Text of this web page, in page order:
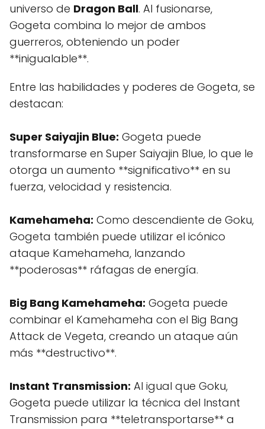
universo de Dragon Ball. Al fusionarse,
Gogeta combina lo mejor de ambos
guerreros, obteniendo un poder
**inigualable**.
Entre las habilidades y poderes de Gogeta, se
destacan:
Super Saiyajin Blue: Gogeta puede
transformarse en Super Saiyajin Blue, lo que le
otorga un aumento **significativo** en su
fuerza, velocidad y resistencia.
Kamehameha: Como descendiente de Goku,
Gogeta también puede utilizar el icónico
ataque Kamehameha, lanzando
**poderosas** ráfagas de energía.
Big Bang Kamehameha: Gogeta puede
combinar el Kamehameha con el Big Bang
Attack de Vegeta, creando un ataque aún
más **destructivo**.
Instant Transmission: Al igual que Goku,
Gogeta puede utilizar la técnica del Instant
Transmission para **teletransportarse** a